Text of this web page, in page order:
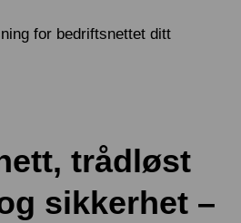
for bedriftsnettet ditt
trådløst
sikkerhet –